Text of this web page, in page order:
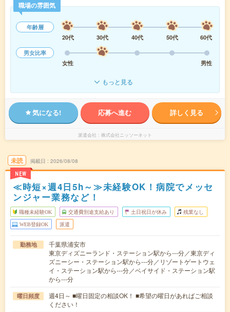
職場の雰囲気
年齢層
20代
30代 40代 50代
60代
男女比率
女性
男性
もっと見る
気になる! 応募へ進む 詳しく見る
派遣会社 株式会社ニッソーネット
未読
NEW
掲載日 2026/08/08
≪時短×週4日5h～≫未経験OK！病院でメッセ
ンジャー業務など！
職種未経験OK 交通費別途支給あり 土日祝日が休み 残業なし
WEB登録OK 派遣
勤務地
千葉県浦安市
東京ディズニーランド・ステーション駅から---分／東京ディ
ズニーシー・ステーション駅から---分／リゾートゲートウェ
イ・ステーション駅から---分／ベイサイド・ステーション駅
から---分
曜日頻度
週4日～ ■曜日固定の相談OK！ ■希望の曜日があればご相談
ください！